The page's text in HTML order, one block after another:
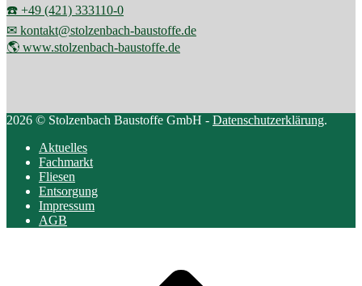
☎️ +49 (421) 333110-0
✉ kontakt@stolzenbach-baustoffe.de
🌎 www.stolzenbach-baustoffe.de
2026 © Stolzenbach Baustoffe GmbH - Datenschutzerklärung.
Aktuelles
Fachmarkt
Fliesen
Entsorgung
Impressum
AGB